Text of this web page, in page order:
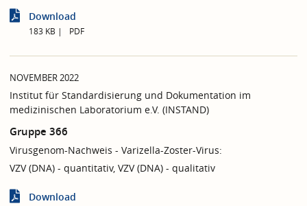
Download
183 KB PDF
NOVEMBER 2022
Institut für Standardisierung und Dokumentation im
medizinischen Laboratorium e.V. (INSTAND)
Gruppe 366
Virusgenom-Nachweis - Varizella-Zoster-Virus:
VZV (DNA) - quantitativ, VZV (DNA) - qualitativ
Download